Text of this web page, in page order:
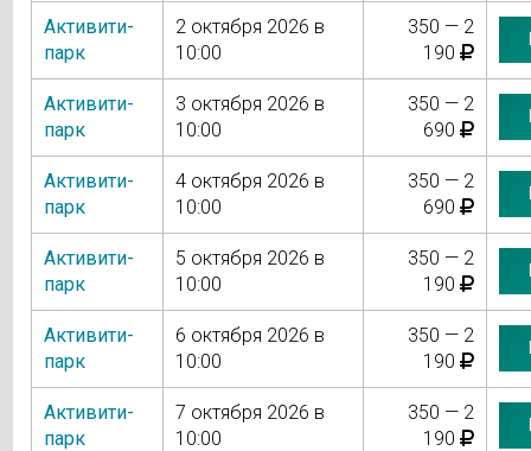
Активити-
парк
2 октября 2026 в
10:00
350 — 2
190
Активити-
парк
3 октября 2026 в
10:00
350 — 2
690
Активити-
парк
4 октября 2026 в
10:00
350 — 2
690
Активити-
парк
5 октября 2026 в
10:00
350 — 2
190
Активити-
парк
6 октября 2026 в
10:00
350 — 2
190
Активити-
парк
7 октября 2026 в
10:00
350 — 2
190